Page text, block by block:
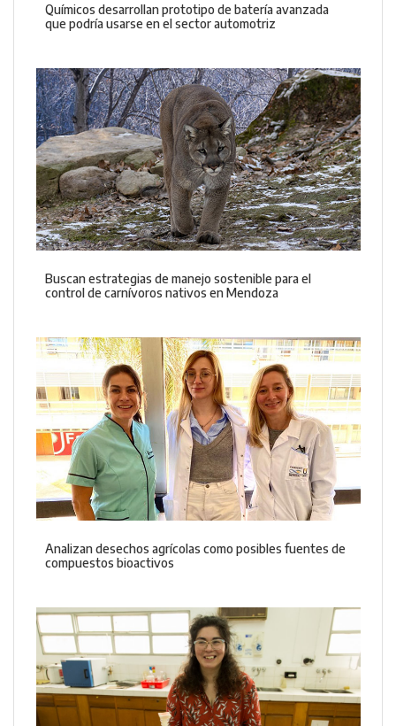
Químicos desarrollan prototipo de batería avanzada
que podría usarse en el sector automotriz
Buscan estrategias de manejo sostenible para el
control de carnívoros nativos en Mendoza
Analizan desechos agrícolas como posibles fuentes de
compuestos bioactivos